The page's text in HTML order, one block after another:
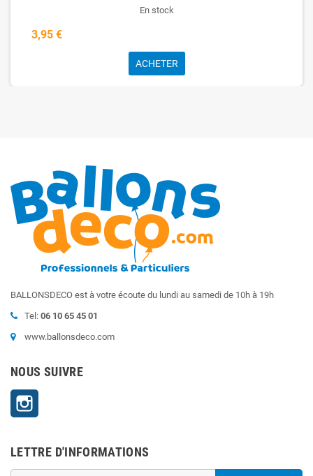
En stock
3,95 €
ACHETER
BALLONSDECO est à votre écoute du lundi au samedi de 10h à 19h
Tel: 06 10 65 45 01
www.ballonsdeco.com
NOUS SUIVRE
LETTRE D'INFORMATIONS